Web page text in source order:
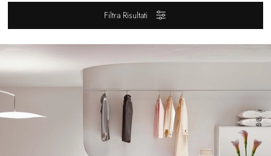
Filtra Risultati